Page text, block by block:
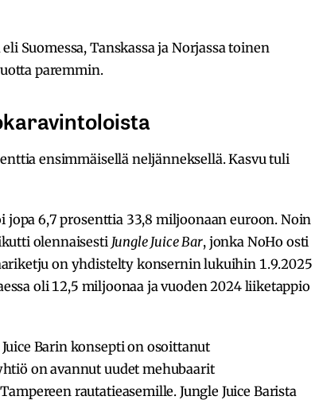
Suomessa, Tanskassa ja Norjassa toinen
paremmin.
ensimmäisellä neljänneksellä. Kasvu tuli
6,7 prosenttia 33,8 miljoonaan euroon. Noin
olennaisesti Jungle Juice Bar, jonka NoHo osti
on yhdistelty konsernin lukuihin 1.9.2025
oli 12,5 miljoonaa ja vuoden 2024 liiketappio
Barin konsepti on osoittanut
on avannut uudet mehubaarit
rautatieasemille. Jungle Juice Barista